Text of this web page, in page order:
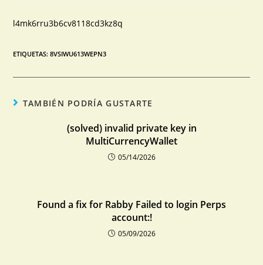
l4mk6rru3b6cv8118cd3kz8q
ETIQUETAS:8VSIWU613WEPN3
TAMBIÉN PODRÍA GUSTARTE
(solved) invalid private key in
MultiCurrencyWallet
05/14/2026
Found a fix for Rabby Failed to login Perps
account:!
05/09/2026